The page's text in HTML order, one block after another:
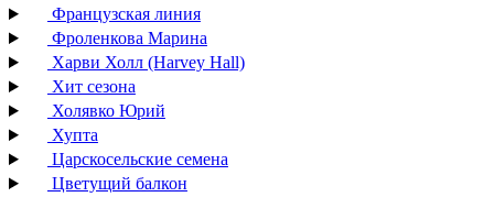
Французская линия
Фроленкова Марина
Харви Холл (Harvey Hall)
Хит сезона
Холявко Юрий
Хупта
Царскосельские семена
Цветущий балкон